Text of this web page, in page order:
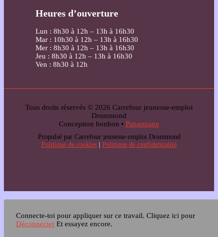
Heures d’ouverture
Lun : 8h30 à 12h – 13h à 16h30
Mar : 10h30 à 12h – 13h à 16h30
Mer : 8h30 à 12h – 13h à 16h30
Jeu : 8h30 à 12h – 13h à 16h30
Ven : 8h30 à 12h
Tous droits réservés © 2026 Carrefour jeunesse-emploi
Drummond
Conception bonbon • Paparmane
Propulsé par Carrefour jeunesse-emploi Drummond
Politique de cookies | Politique de confidentialité
Connecte-toi pour appliquer sur ce travail. Cliquez ici pour
Déconnecter Et essayez encore.